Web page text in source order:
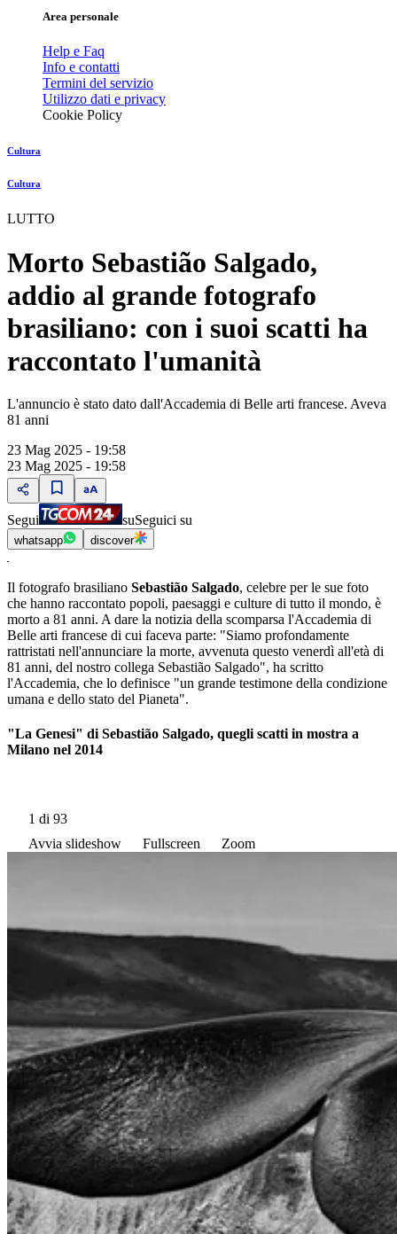
Area personale
Help e Faq
Info e contatti
Termini del servizio
Utilizzo dati e privacy
Cookie Policy
Cultura
Cultura
LUTTO
Morto Sebastião Salgado,
addio al grande fotografo
brasiliano: con i suoi scatti ha
raccontato l'umanità
L'annuncio è stato dato dall'Accademia di Belle arti francese. Aveva
81 anni
23 Mag 2025 - 19:58
23 Mag 2025 - 19:58
Segui suSeguici su
whatsapp discover
Il fotografo brasiliano Sebastião Salgado, celebre per le sue foto
che hanno raccontato popoli, paesaggi e culture di tutto il mondo, è
morto a 81 anni. A dare la notizia della scomparsa l'Accademia di
Belle arti francese di cui faceva parte: "Siamo profondamente
rattristati nell'annunciare la morte, avvenuta questo venerdì all'età di
81 anni, del nostro collega Sebastião Salgado", ha scritto
l'Accademia, che lo definisce "un grande testimone della condizione
umana e dello stato del Pianeta".
"La Genesi" di Sebastião Salgado, quegli scatti in mostra a
Milano nel 2014
1 di 93
Avvia slideshow
Fullscreen Zoom